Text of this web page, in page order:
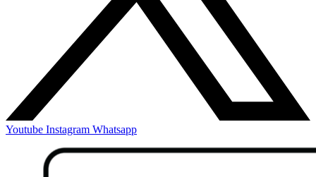
Youtube Instagram Whatsapp